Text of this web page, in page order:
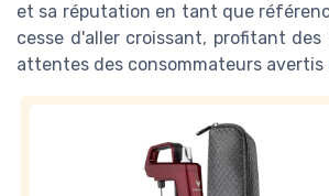
et sa réputation en tant que
cesse d'aller croissant, profitant
attentes des consommateurs avertis